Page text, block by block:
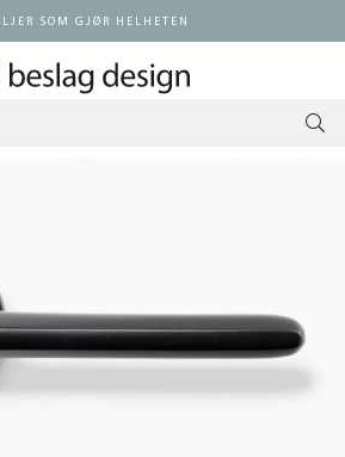
SOM GJØR HELHETEN